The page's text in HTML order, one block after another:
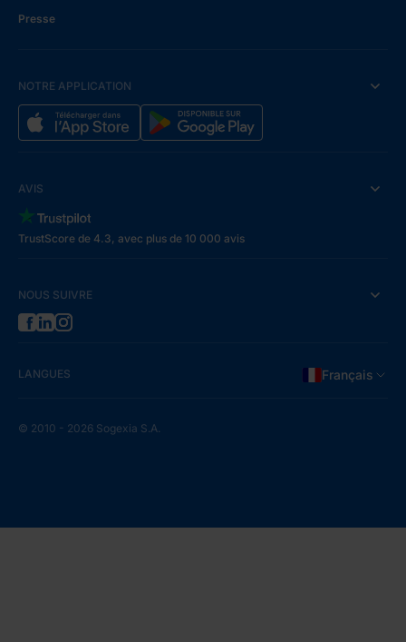
Presse
NOTRE APPLICATION
AVIS
TrustScore de 4.3, avec plus de 10 000 avis
NOUS SUIVRE
LANGUES Français
© 2010 - 2026 Sogexia S.A.